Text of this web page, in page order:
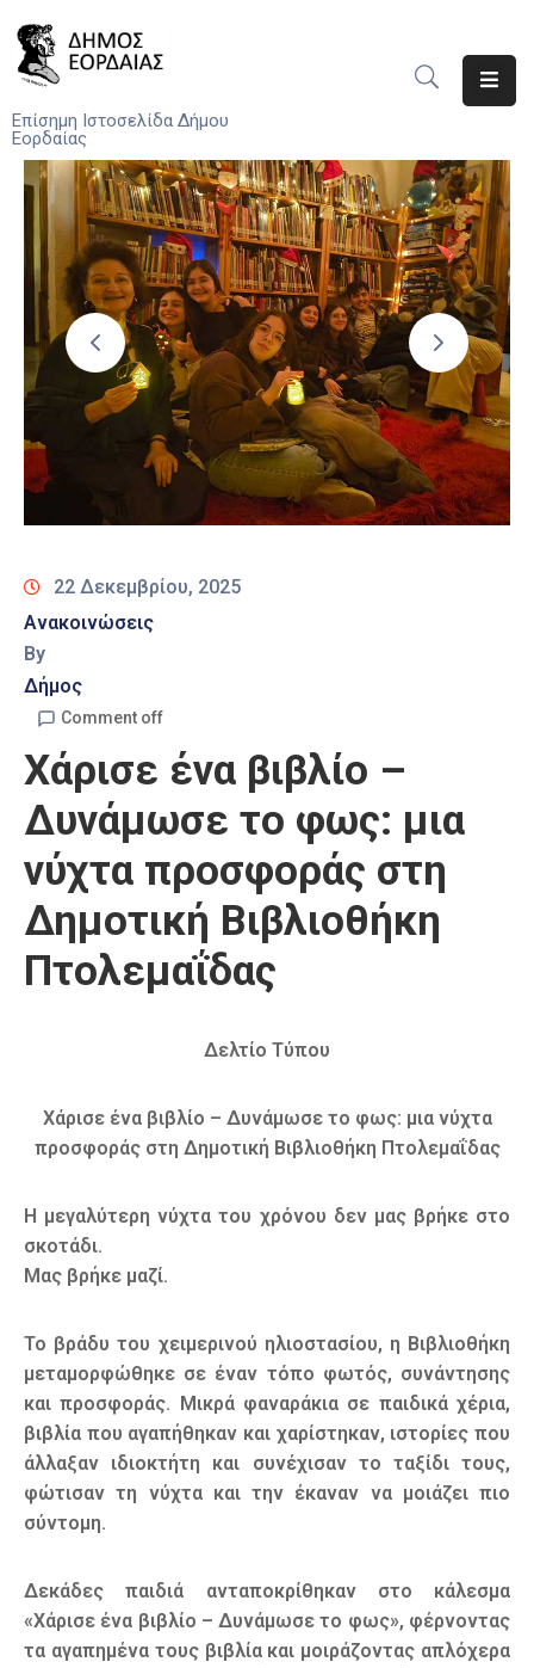
Επίσημη Ιστοσελίδα Δήμου
Εορδαίας
Ο
Δήμος
Νέα
Υπηρεσίες
Του
Δήμου
Προσκλήσεις
Αποφάσεις
22 Δεκεμβρίου, 2025
Ανακοινώσεις
By
Δήμος
Comment off
Χάρισε ένα βιβλίο –
Δυνάμωσε το φως: μια
νύχτα προσφοράς στη
Δημοτική Βιβλιοθήκη
Πτολεμαΐδας
Δελτίο Τύπου
Χάρισε ένα βιβλίο – Δυνάμωσε το φως: μια νύχτα
προσφοράς στη Δημοτική Βιβλιοθήκη Πτολεμαΐδας
Η μεγαλύτερη νύχτα του χρόνου δεν μας βρήκε στο
σκοτάδι.
Μας βρήκε μαζί.
Το βράδυ του χειμερινού ηλιοστασίου, η Βιβλιοθήκη
μεταμορφώθηκε σε έναν τόπο φωτός, συνάντησης
και προσφοράς. Μικρά φαναράκια σε παιδικά χέρια,
βιβλία που αγαπήθηκαν και χαρίστηκαν, ιστορίες που
άλλαξαν ιδιοκτήτη και συνέχισαν το ταξίδι τους,
φώτισαν τη νύχτα και την έκαναν να μοιάζει πιο
σύντομη.
Δεκάδες παιδιά ανταποκρίθηκαν στο κάλεσμα
«Χάρισε ένα βιβλίο – Δυνάμωσε το φως», φέρνοντας
τα αγαπημένα τους βιβλία και μοιράζοντας απλόχερα